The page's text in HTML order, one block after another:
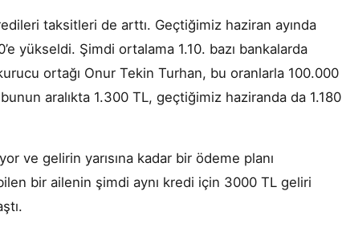
taksitleri de arttı. Geçtiğimiz haziran ayında
yükseldi. Şimdi ortalama 1.10. bazı bankalarda
ortağı Onur Tekin Turhan, bu oranlarla 100.000
aralıkta 1.300 TL, geçtiğimiz haziranda da 1.180
ve gelirin yarısına kadar bir ödeme planı
bir ailenin şimdi aynı kredi için 3000 TL geliri